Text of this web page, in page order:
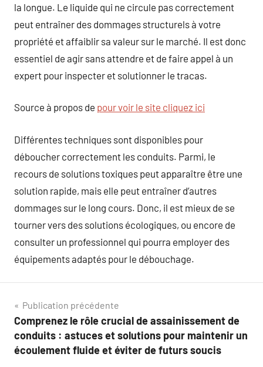
la longue. Le liquide qui ne circule pas correctement
peut entraîner des dommages structurels à votre
propriété et affaiblir sa valeur sur le marché. Il est donc
essentiel de agir sans attendre et de faire appel à un
expert pour inspecter et solutionner le tracas.
Source à propos de pour voir le site cliquez ici
Différentes techniques sont disponibles pour
déboucher correctement les conduits. Parmi, le
recours de solutions toxiques peut apparaître être une
solution rapide, mais elle peut entraîner d’autres
dommages sur le long cours. Donc, il est mieux de se
tourner vers des solutions écologiques, ou encore de
consulter un professionnel qui pourra employer des
équipements adaptés pour le débouchage.
Navigation
de
l’article
Publication précédente
Comprenez le rôle crucial de assainissement de
conduits : astuces et solutions pour maintenir un
écoulement fluide et éviter de futurs soucis